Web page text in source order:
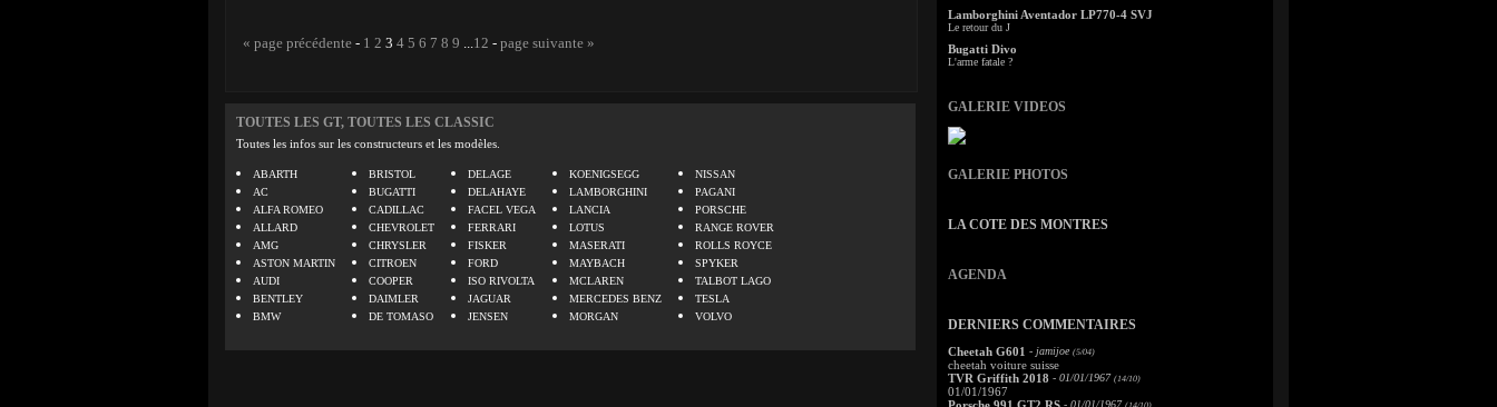
« page précédente - 1 2 3 4 5 6 7 8 9 ...12 - page suivante »
TOUTES LES GT, TOUTES LES CLASSIC
Toutes les infos sur les constructeurs et les modèles.
ABARTH
AC
ALFA ROMEO
ALLARD
AMG
ASTON MARTIN
AUDI
BENTLEY
BMW
BRISTOL
BUGATTI
CADILLAC
CHEVROLET
CHRYSLER
CITROEN
COOPER
DAIMLER
DE TOMASO
DELAGE
DELAHAYE
FACEL VEGA
FERRARI
FISKER
FORD
ISO RIVOLTA
JAGUAR
JENSEN
KOENIGSEGG
LAMBORGHINI
LANCIA
LOTUS
MASERATI
MAYBACH
MCLAREN
MERCEDES BENZ
MORGAN
NISSAN
PAGANI
PORSCHE
RANGE ROVER
ROLLS ROYCE
SPYKER
TALBOT LAGO
TESLA
VOLVO
Lamborghini Aventador LP770-4 SVJ
Le retour du J
Bugatti Divo
L'arme fatale ?
GALERIE VIDEOS
GALERIE PHOTOS
LA COTE DES MONTRES
AGENDA
DERNIERS COMMENTAIRES
Cheetah G601 - jamijoe (5/04)
cheetah voiture suisse
TVR Griffith 2018 - 01/01/1967 (14/10)
01/01/1967
- 01/01/1967